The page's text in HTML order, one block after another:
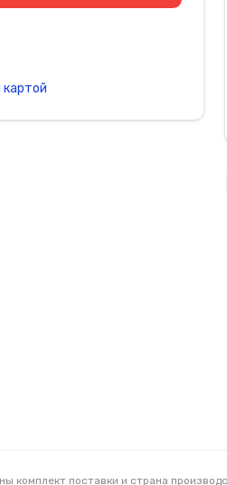
картой
комплект поставки и страна